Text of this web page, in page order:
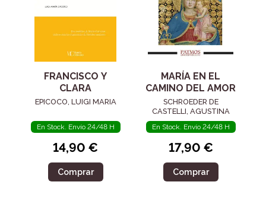
FRANCISCO Y
CLARA
EPICOCO, LUIGI MARIA
En Stock. Envío 24/48 H
14,90 €
Comprar
MARÍA EN EL
CAMINO DEL AMOR
SCHROEDER DE
CASTELLI, AGUSTINA
En Stock. Envío 24/48 H
17,90 €
Comprar